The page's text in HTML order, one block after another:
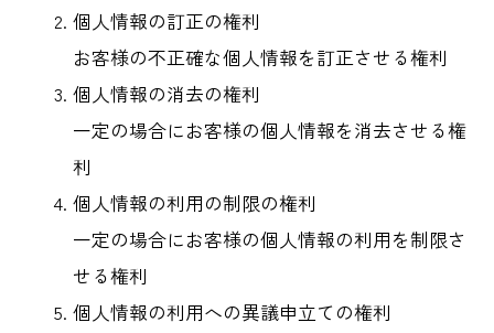
個人情報の訂正の権利
お客様の不正確な個人情報を訂正させる権利
個人情報の消去の権利
一定の場合にお客様の個人情報を消去させる権
利
個人情報の利用の制限の権利
一定の場合にお客様の個人情報の利用を制限さ
せる権利
個人情報の利用への異議申立ての権利